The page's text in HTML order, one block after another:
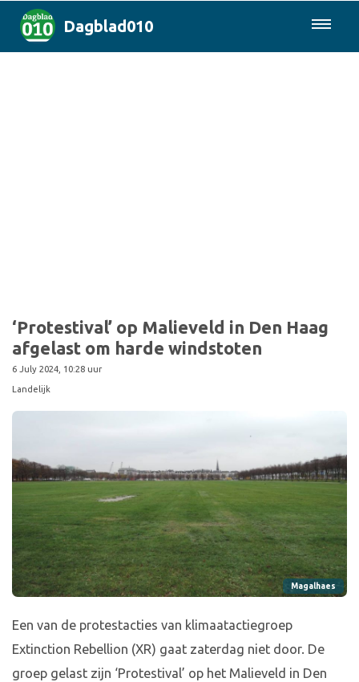
Dagblad010
‘Protestival’ op Malieveld in Den Haag
afgelast om harde windstoten
6 July 2024, 10:28 uur
Landelijk
Magalhaes
Een van de protestacties van klimaatactiegroep
Extinction Rebellion (XR) gaat zaterdag niet door. De
groep gelast zijn ‘Protestival’ op het Malieveld in Den